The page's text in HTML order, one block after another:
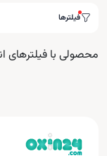
فیلترها
محصولی با فیلترهای